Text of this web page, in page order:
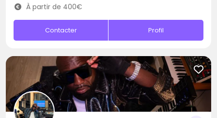
À partir de 400€
Contacter Profil